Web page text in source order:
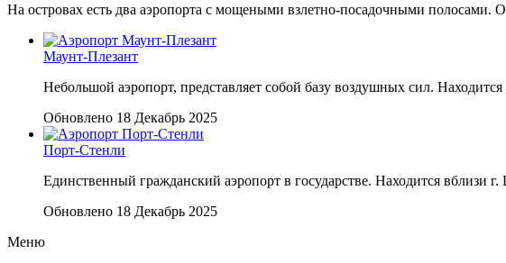
На островах есть два аэропорта с мощеными взлетно-посадочными
Маунт-Плезант
Небольшой аэропорт, представляет собой базу воздушных сил.
Обновлено 18 Декабрь 2025
Порт-Стенли
Единственный гражданский аэропорт в государстве. Находится вблизи
Обновлено 18 Декабрь 2025
Меню